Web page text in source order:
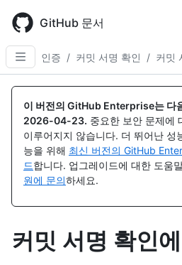
main
content
GitHub 문서
인증 / 커밋 서명 확인 / 커밋
이 버전의 GitHub Enterprise는 다
2026-04-23. 중요한 보안 문제에
이루어지지 않습니다. 더 뛰어난 성
능을 위해 최신 버전의 GitHub
드합니다. 업그레이드에 대한 도움
원에 문의하세요.
커밋 서명 확인